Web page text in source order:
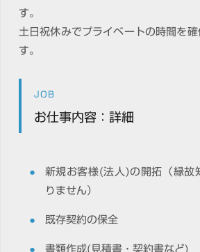
す。
土日祝休みでプライベートの時間を
す。
JOB
お仕事内容：詳細
新規お客様(法人)の開拓（縁故
りません）
既存契約の保全
書類作成(見積書・契約書など)